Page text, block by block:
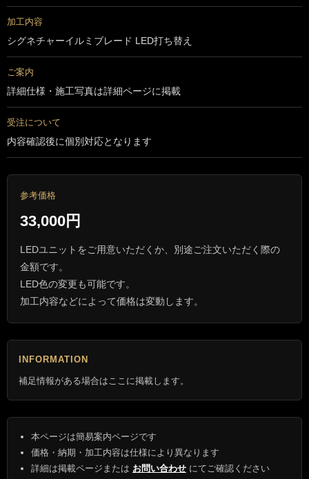
加工内容
シグネチャーイルミブレード LED打ち替え
ご案内
詳細仕様・施工写真は詳細ページに掲載
受注について
内容確認後に個別対応となります
参考価格
33,000円
LEDユニットをご用意いただくか、別途ご注文いただく際の
金額です。
LED色の変更も可能です。
加工内容などによって価格は変動します。
INFORMATION
補足情報がある場合はここに掲載します。
本ページは簡易案内ページです
価格・納期・加工内容は仕様により異なります
詳細は掲載ページまたは お問い合わせ にてご確認ください